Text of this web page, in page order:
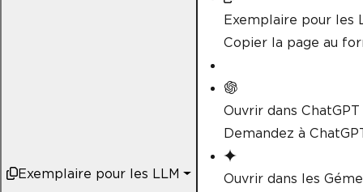
Exemplaire pour les LLM
Exemplaire pour les
Copier la page au
Ouvrir dans ChatGPT
Demandez à
Ouvrir dans les